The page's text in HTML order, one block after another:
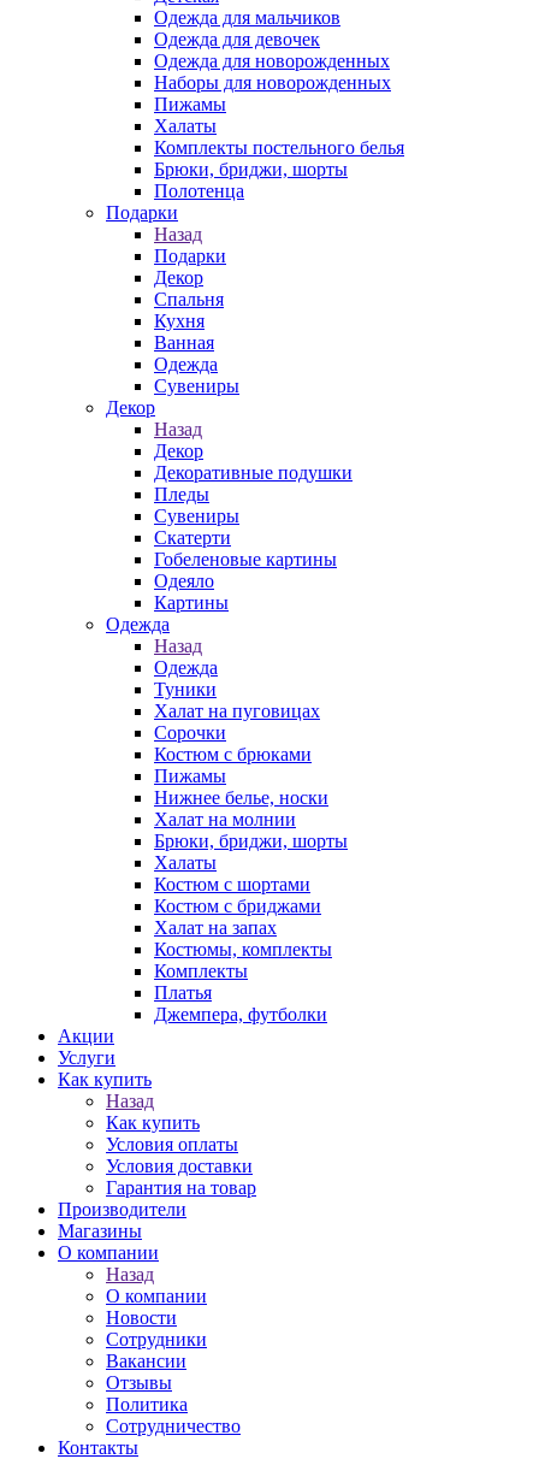
Одежда для мальчиков
Одежда для девочек
Одежда для новорожденных
Наборы для новорожденных
Пижамы
Халаты
Комплекты постельного белья
Брюки, бриджи, шорты
Полотенца
Подарки
Назад
Подарки
Декор
Спальня
Кухня
Ванная
Одежда
Сувениры
Декор
Назад
Декор
Декоративные подушки
Пледы
Сувениры
Скатерти
Гобеленовые картины
Одеяло
Картины
Одежда
Назад
Одежда
Туники
Халат на пуговицах
Сорочки
Костюм с брюками
Пижамы
Нижнее белье, носки
Халат на молнии
Брюки, бриджи, шорты
Халаты
Костюм с шортами
Костюм с бриджами
Халат на запах
Костюмы, комплекты
Комплекты
Платья
Джемпера, футболки
Акции
Услуги
Как купить
Назад
Как купить
Условия оплаты
Условия доставки
Гарантия на товар
Производители
Магазины
О компании
Назад
О компании
Новости
Сотрудники
Вакансии
Отзывы
Политика
Сотрудничество
Контакты